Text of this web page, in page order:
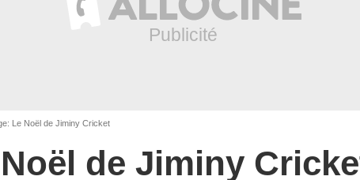
Le Noël de Jiminy Cricket
de Jiminy